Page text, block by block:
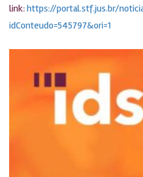
link: https://portal.stf.jus.br/
idConteudo=545797&ori=1